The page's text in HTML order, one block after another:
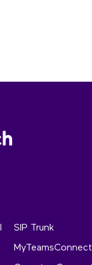
SIP Trunk
MyTeamsConnect